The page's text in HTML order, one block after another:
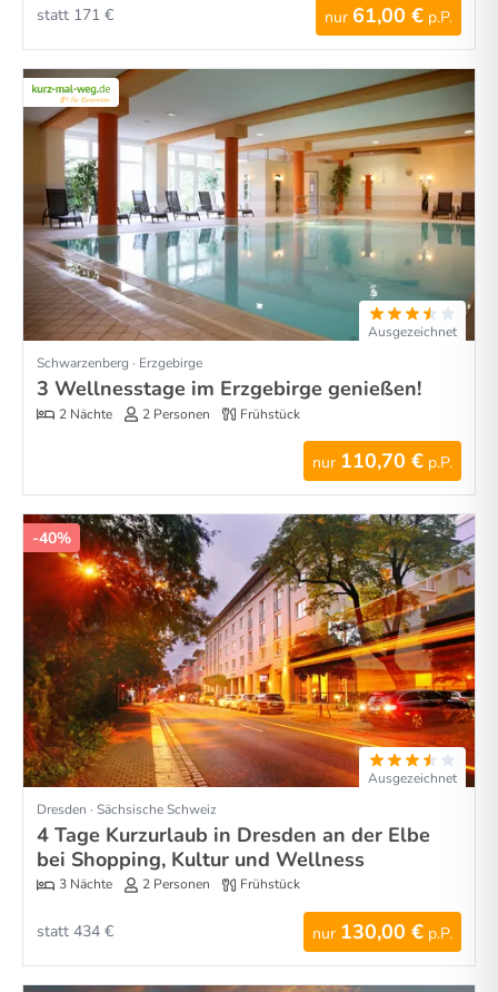
nur 61,00 € p.P.
statt 171 €
Ausgezeichnet
Schwarzenberg · Erzgebirge
3 Wellnesstage im Erzgebirge genießen!
2 Nächte 2 Personen Frühstück
nur 110,70 € p.P.
-40%
Ausgezeichnet
Dresden · Sächsische Schweiz
4 Tage Kurzurlaub in Dresden an der Elbe
bei Shopping, Kultur und Wellness
3 Nächte 2 Personen Frühstück
nur 130,00 € p.P.
statt 434 €